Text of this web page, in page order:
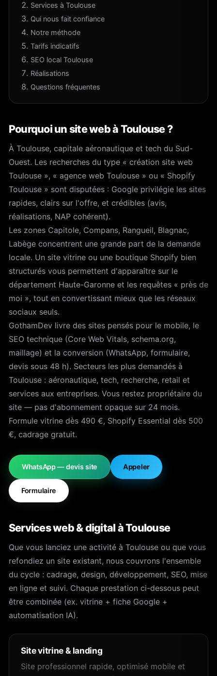
Services à Toulouse
Qui nous fait confiance
Notre méthode
Tarifs indicatifs
SEO local Toulouse
Réalisations
Questions fréquentes
Pourquoi un site web à Toulouse ?
À Toulouse, capitale aéronautique et tech du Sud-
Ouest. Les recherches du type « création site web
Toulouse », « agence web Toulouse » ou « Shopify
Toulouse » sont disputées : Google privilégie les sites
rapides, clairs sur l'offre, et crédibles (avis,
réalisations, NAP cohérent).
Les zones Capitole, Compans, Rangueil, Blagnac,
Labège concentrent une grande part de la demande
locale. Un site vitrine ou une boutique Shopify bien
structurés vous permettent d'apparaître sur le
département Haute-Garonne et les requêtes « près de
moi », tout en convertissant mieux que les réseaux
sociaux seuls.
GothamDev livre des sites pensés pour le mobile, le
SEO technique (Core Web Vitals, schema.org,
maillage) et la conversion (WhatsApp, formulaire,
devis sous 48 h). Secteurs les plus demandés à
Toulouse : aéronautique, tech, recherche, retail et
services aux entreprises. Vous restez propriétaire du
site — pas d'abonnement opaque sur 24 mois.
Formule vitrine dès 490 €, Shopify Essential dès 500
€, cadrage gratuit.
WhatsApp — devis site Appeler
Formulaire
Services web & digital à Toulouse
Que vous lanciez une activité à Toulouse ou que vous
refondiez un site existant, nous couvrons l'ensemble
du cycle : cadrage, design, développement, SEO, mise
en ligne et suivi. Chaque prestation ci-dessous peut
être combinée (ex. vitrine + fiche Google +
automatisation IA).
Site vitrine & landing
Site professionnel rapide, optimisé mobile et